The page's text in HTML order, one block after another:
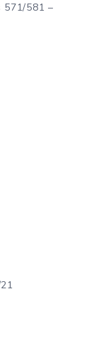
571/581 –